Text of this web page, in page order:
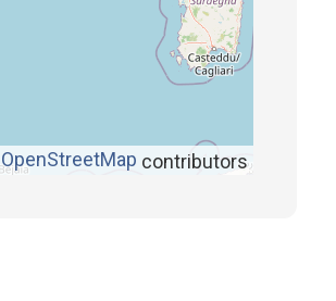
OpenStreetMap contributors